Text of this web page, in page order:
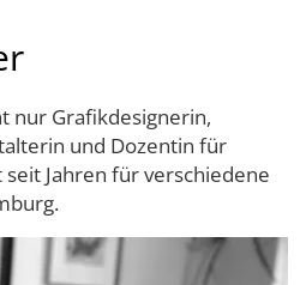
nur Grafikdesignerin,
und Dozentin für
Jahren für verschiedene